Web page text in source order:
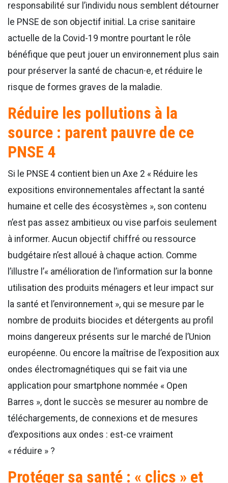
responsabilité sur l’individu nous semblent détourner
le PNSE de son objectif initial. La crise sanitaire
actuelle de la Covid-19 montre pourtant le rôle
bénéfique que peut jouer un environnement plus sain
pour préserver la santé de chacun∙e, et réduire le
risque de formes graves de la maladie.
Réduire les pollutions à la
source : parent pauvre de ce
PNSE 4
Si le PNSE 4 contient bien un Axe 2 « Réduire les
expositions environnementales affectant la santé
humaine et celle des écosystèmes », son contenu
n’est pas assez ambitieux ou vise parfois seulement
à informer. Aucun objectif chiffré ou ressource
budgétaire n’est alloué à chaque action. Comme
l’illustre l’« amélioration de l’information sur la bonne
utilisation des produits ménagers et leur impact sur
la santé et l’environnement », qui se mesure par le
nombre de produits biocides et détergents au profil
moins dangereux présents sur le marché de l’Union
européenne. Ou encore la maîtrise de l’exposition aux
ondes électromagnétiques qui se fait via une
application pour smartphone nommée « Open
Barres », dont le succès se mesurer au nombre de
téléchargements, de connexions et de mesures
d’expositions aux ondes : est-ce vraiment
« réduire » ?
Protéger sa santé : « clics » et